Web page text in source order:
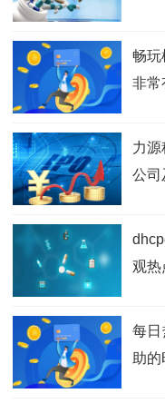
畅玩
非常
力源
公司
观热
每日
助